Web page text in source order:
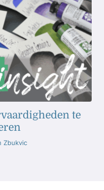
te
Zbukvic